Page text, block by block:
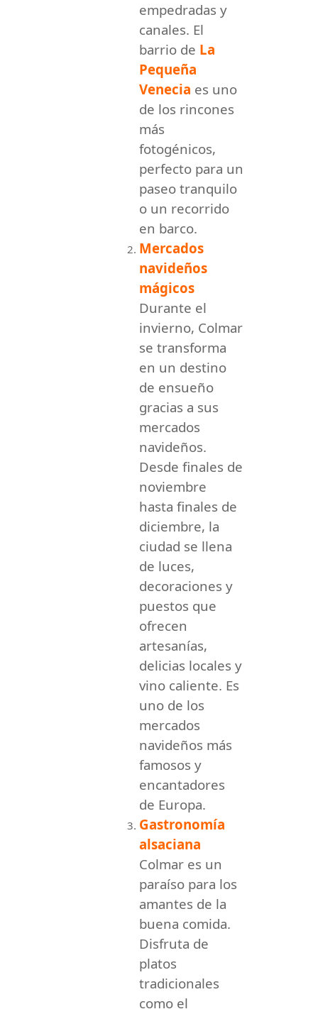
empedradas y
canales. El
barrio de La
Pequeña
Venecia es uno
de los rincones
más
fotogénicos,
perfecto para un
paseo tranquilo
o un recorrido
en barco.
Mercados
navideños
mágicos
Durante el
invierno, Colmar
se transforma
en un destino
de ensueño
gracias a sus
mercados
navideños.
Desde finales de
noviembre
hasta finales de
diciembre, la
ciudad se llena
de luces,
decoraciones y
puestos que
ofrecen
artesanías,
delicias locales y
vino caliente. Es
uno de los
mercados
navideños más
famosos y
encantadores
de Europa.
Gastronomía
alsaciana
Colmar es un
paraíso para los
amantes de la
buena comida.
Disfruta de
platos
tradicionales
como el